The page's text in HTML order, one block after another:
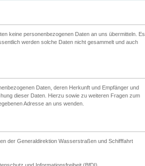
keine personenbezogenen Daten an uns übermitteln. Es
werden solche Daten nicht gesammelt und auch
Daten, deren Herkunft und Empfänger und
dieser Daten. Hierzu sowie zu weiteren Fragen zum
Adresse an uns wenden.
der Generaldirektion Wasserstraßen und Schifffahrt